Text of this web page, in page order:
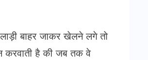
बाहर जाकर खेलने लगे तो
करवाती है की जब तक वे